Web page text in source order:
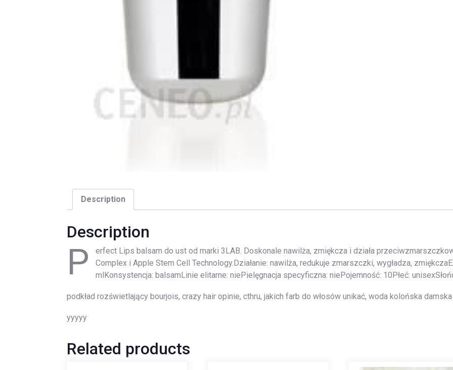
Description
Description
P
erfect Lips balsam do ust od marki 3LAB. Doskonale nawilża, zmiękcza i działa
Complex i Apple Stem Cell Technology.Działanie: nawilża, redukuje zmarszczki, wygładza,
mlKonsystencja: balsamLinie elitarne: niePielęgnacja specyficzna: niePojemność: 10Płeć:
podkład rozświetlający bourjois, crazy hair opinie, cthru, jakich farb do włosów unikać, woda kolońska damska
yyyyy
Related products